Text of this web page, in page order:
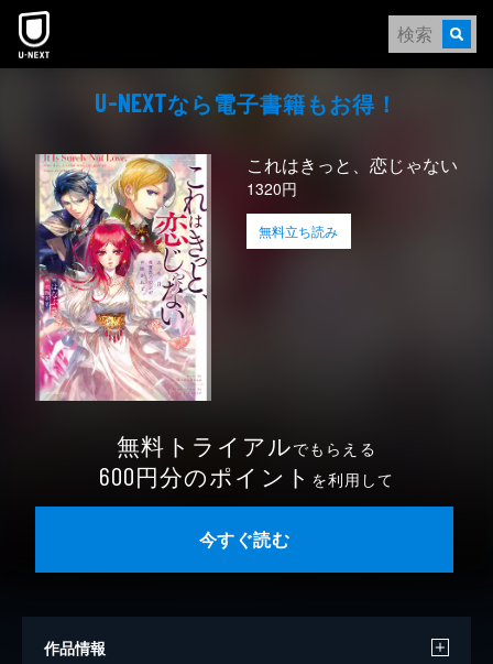
本文へスキップ
U-NEXTなら電⼦書籍もお得！
これはきっと、恋じゃない
1320円
無料立ち読み
無料トライアルでもらえる
600円分のポイント を利用して
今すぐ読む
作品情報